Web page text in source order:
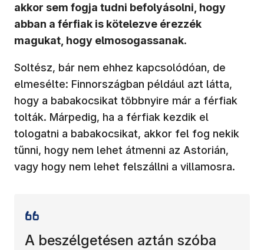
akkor sem fogja tudni befolyásolni, hogy
abban a férfiak is kötelezve érezzék
magukat, hogy elmosogassanak.
Soltész, bár nem ehhez kapcsolódóan, de
elmesélte: Finnországban például azt látta,
hogy a babakocsikat többnyire már a férfiak
tolták. Márpedig, ha a férfiak kezdik el
tologatni a babakocsikat, akkor fel fog nekik
tűnni, hogy nem lehet átmenni az Astorián,
vagy hogy nem lehet felszállni a villamosra.
A beszélgetésen aztán szóba